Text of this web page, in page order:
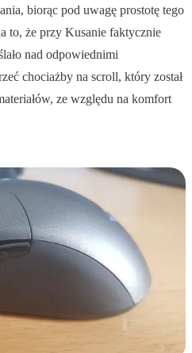
biorąc pod uwagę prostotę tego
to, że przy Kusanie faktycznie
nad odpowiednimi
chociażby na scroll, który został
ze względu na komfort